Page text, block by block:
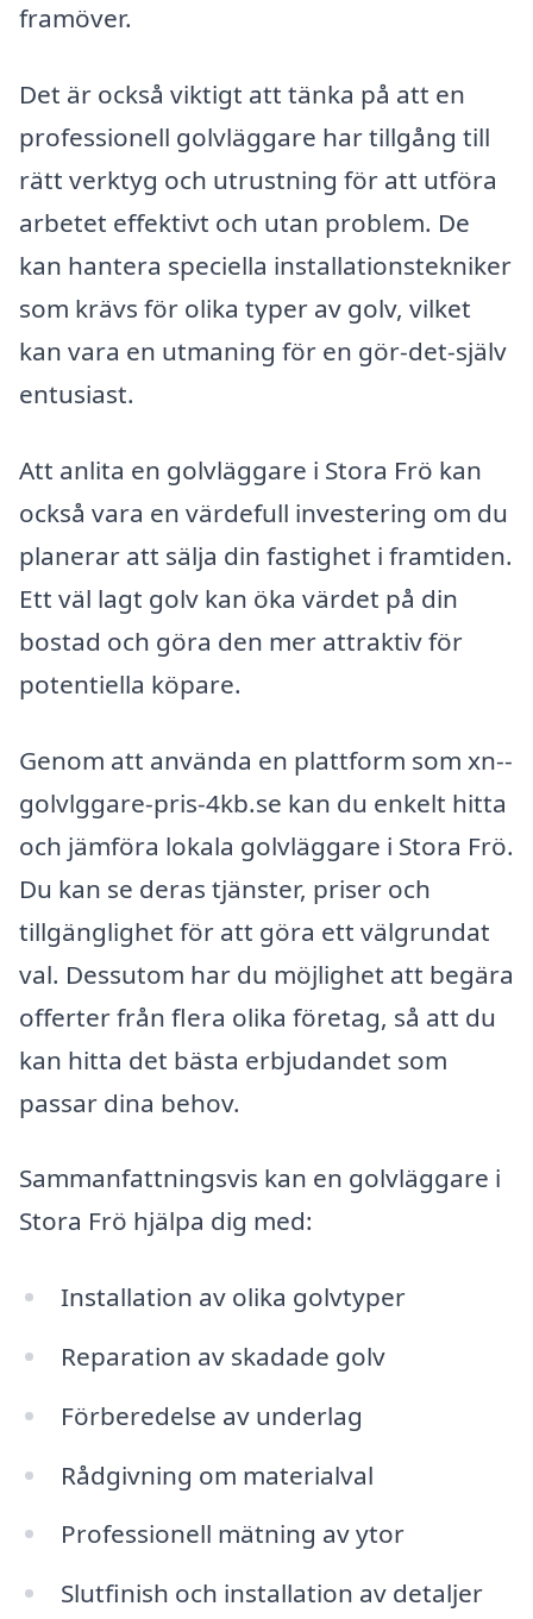
framöver.
Det är också viktigt att tänka på att en
professionell golvläggare har tillgång till
rätt verktyg och utrustning för att utföra
arbetet effektivt och utan problem. De
kan hantera speciella installationstekniker
som krävs för olika typer av golv, vilket
kan vara en utmaning för en gör-det-själv
entusiast.
Att anlita en golvläggare i Stora Frö kan
också vara en värdefull investering om du
planerar att sälja din fastighet i framtiden.
Ett väl lagt golv kan öka värdet på din
bostad och göra den mer attraktiv för
potentiella köpare.
Genom att använda en plattform som xn--
golvlggare-pris-4kb.se kan du enkelt hitta
och jämföra lokala golvläggare i Stora Frö.
Du kan se deras tjänster, priser och
tillgänglighet för att göra ett välgrundat
val. Dessutom har du möjlighet att begära
offerter från flera olika företag, så att du
kan hitta det bästa erbjudandet som
passar dina behov.
Sammanfattningsvis kan en golvläggare i
Stora Frö hjälpa dig med:
Installation av olika golvtyper
Reparation av skadade golv
Förberedelse av underlag
Rådgivning om materialval
Professionell mätning av ytor
Slutfinish och installation av detaljer